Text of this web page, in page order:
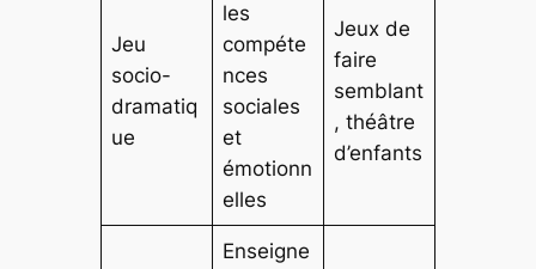
Jeu
socio-
dramatiq
ue
les
compéte
nces
sociales
et
émotionn
elles
Jeux de
faire
semblant
, théâtre
d’enfants
Enseigne